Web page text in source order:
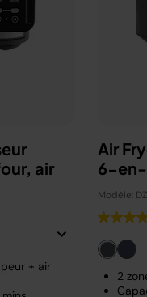
air
+ air
Air
6-en-
Modèle:
2